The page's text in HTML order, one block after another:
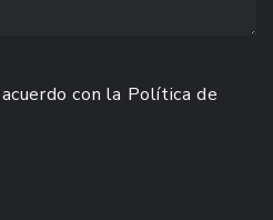
con la Política de